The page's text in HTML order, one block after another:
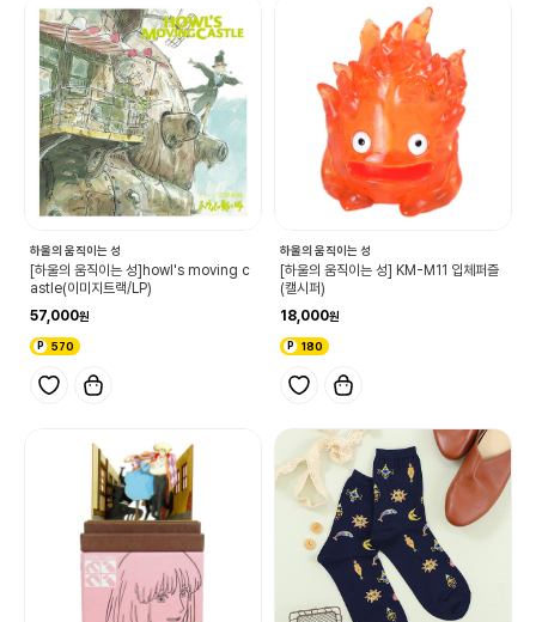
하울의 움직이는 성
[하울의 움직이는 성]howl's moving c
astle(이미지트랙/LP)
57,000
570
하울의 움직이는 성
[하울의 움직이는 성] KM-M11 입체퍼즐
(캘시퍼)
18,000
180